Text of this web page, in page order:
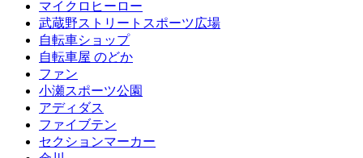
マイクロヒーロー
武蔵野ストリートスポーツ広場
自転車ショップ
自転車屋 のどか
ファン
小瀬スポーツ公園
アディダス
ファイブテン
セクションマーカー